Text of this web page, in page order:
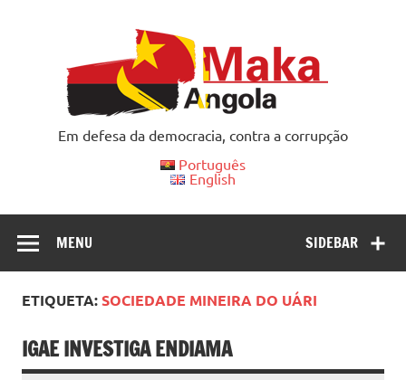
Em defesa da democracia, contra a corrupção
Português
English
SIDEBAR
MENU
ETIQUETA:SOCIEDADE MINEIRA DO UÁRI
IGAE INVESTIGA ENDIAMA